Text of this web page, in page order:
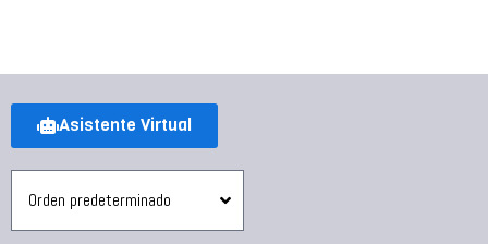
Asistente Virtual